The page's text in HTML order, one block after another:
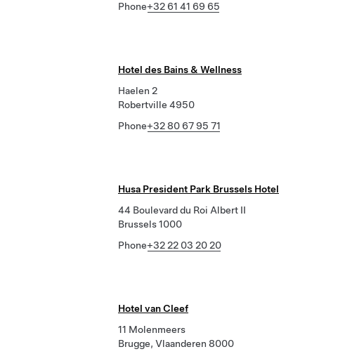
Phone+32 61 41 69 65
Hotel des Bains & Wellness
Haelen 2
Robertville 4950
Phone+32 80 67 95 71
Husa President Park Brussels Hotel
44 Boulevard du Roi Albert II
Brussels 1000
Phone+32 22 03 20 20
Hotel van Cleef
11 Molenmeers
Brugge, Vlaanderen 8000